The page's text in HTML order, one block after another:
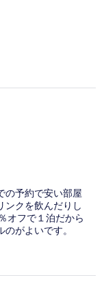
の予約で安い部屋
ンクを飲んだりし
オフで１泊だから
がよいです。